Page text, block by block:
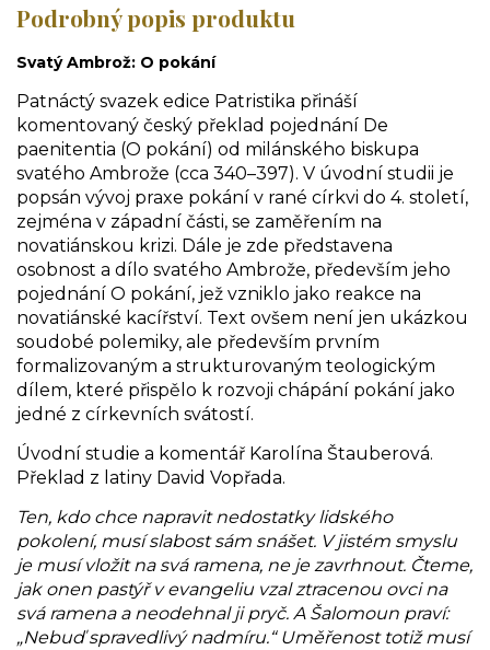
Podrobný popis produktu
Svatý Ambrož: O pokání
Patnáctý svazek edice Patristika přináší
komentovaný český překlad pojednání De
paenitentia (O pokání) od milánského biskupa
svatého Ambrože (cca 340–397). V úvodní studii je
popsán vývoj praxe pokání v rané církvi do 4. století,
zejména v západní části, se zaměřením na
novatiánskou krizi. Dále je zde představena
osobnost a dílo svatého Ambrože, především jeho
pojednání O pokání, jež vzniklo jako reakce na
novatiánské kacířství. Text ovšem není jen ukázkou
soudobé polemiky, ale především prvním
formalizovaným a strukturovaným teologickým
dílem, které přispělo k rozvoji chápání pokání jako
jedné z církevních svátostí.
Úvodní studie a komentář Karolína Štauberová.
Překlad z latiny David Vopřada.
Ten, kdo chce napravit nedostatky lidského
pokolení, musí slabost sám snášet. V jistém smyslu
je musí vložit na svá ramena, ne je zavrhnout. Čteme,
jak onen pastýř v evangeliu vzal ztracenou ovci na
svá ramena a neodehnal ji pryč. A Šalomoun praví:
„Nebuď spravedlivý nadmíru.“ Uměřenost totiž musí